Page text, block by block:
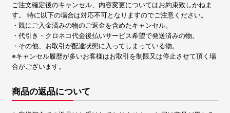
ご注文確定後のキャンセル、内容変更についてはお約束致しかねま
す。 特に以下の場合は対応不可となりますのでご注意ください。
・既にご入金済みの物のご返金を含めたキャンセル。
・代引き・クロネコ代金後払いサービス希望で発送済みの物。
・その他、お取引が配達状態に入ってしまっている物。
※キャンセル履歴が多いお客様はお取引を制限又は停止させて頂く場
合がございます。
商品の返品について